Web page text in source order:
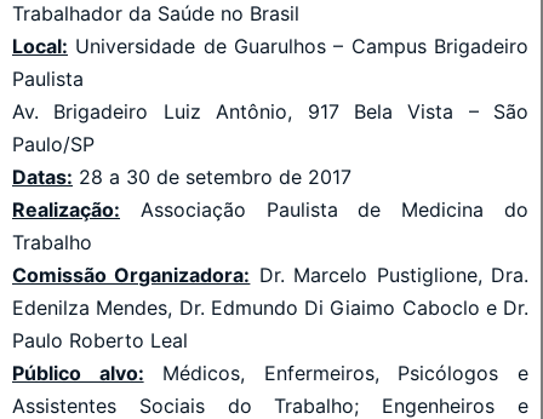
Trabalhador da Saúde no Brasil
Local: Universidade de Guarulhos – Campus Brigadeiro
Paulista
Av. Brigadeiro Luiz Antônio, 917 Bela Vista – São
Paulo/SP
Datas: 28 a 30 de setembro de 2017
Realização: Associação Paulista de Medicina do
Trabalho
Comissão Organizadora: Dr. Marcelo Pustiglione, Dra.
Edenilza Mendes, Dr. Edmundo Di Giaimo Caboclo e Dr.
Paulo Roberto Leal
Público alvo: Médicos, Enfermeiros, Psicólogos e
Assistentes Sociais do Trabalho; Engenheiros e